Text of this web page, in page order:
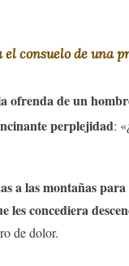
consuelo de una
ofrenda de un
perplejidad:
a las montañas
les concediera
de dolor.